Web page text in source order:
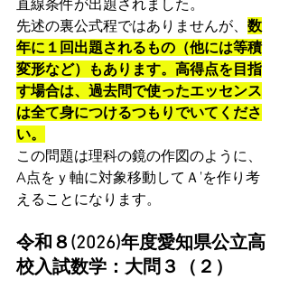
直線条件が出題されました。
先述の裏公式程ではありませんが、 数
年に１回出題されるもの（他には等積
変形など）もあります。高得点を目指
す場合は、過去問で使ったエッセンス
は全て身につけるつもりでいてくださ
い。
この問題は理科の鏡の作図のように、
A点をｙ軸に対象移動してＡ’を作り考
えることになります。
令和８(2026)年度愛知県公立高
校入試数学：大問３（２）